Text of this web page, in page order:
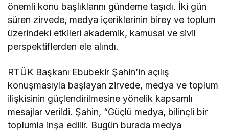
önemli konu başlıklarını gündeme taşıdı. İki gün
süren zirvede, medya içeriklerinin birey ve toplum
üzerindeki etkileri akademik, kamusal ve sivil
perspektiflerden ele alındı.
RTÜK Başkanı Ebubekir Şahin’in açılış
konuşmasıyla başlayan zirvede, medya ve toplum
ilişkisinin güçlendirilmesine yönelik kapsamlı
mesajlar verildi. Şahin, “Güçlü medya, bilinçli bir
toplumla inşa edilir. Bugün burada medya